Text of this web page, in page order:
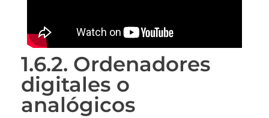
1.6.2. Ordenadores
digitales o
analógicos